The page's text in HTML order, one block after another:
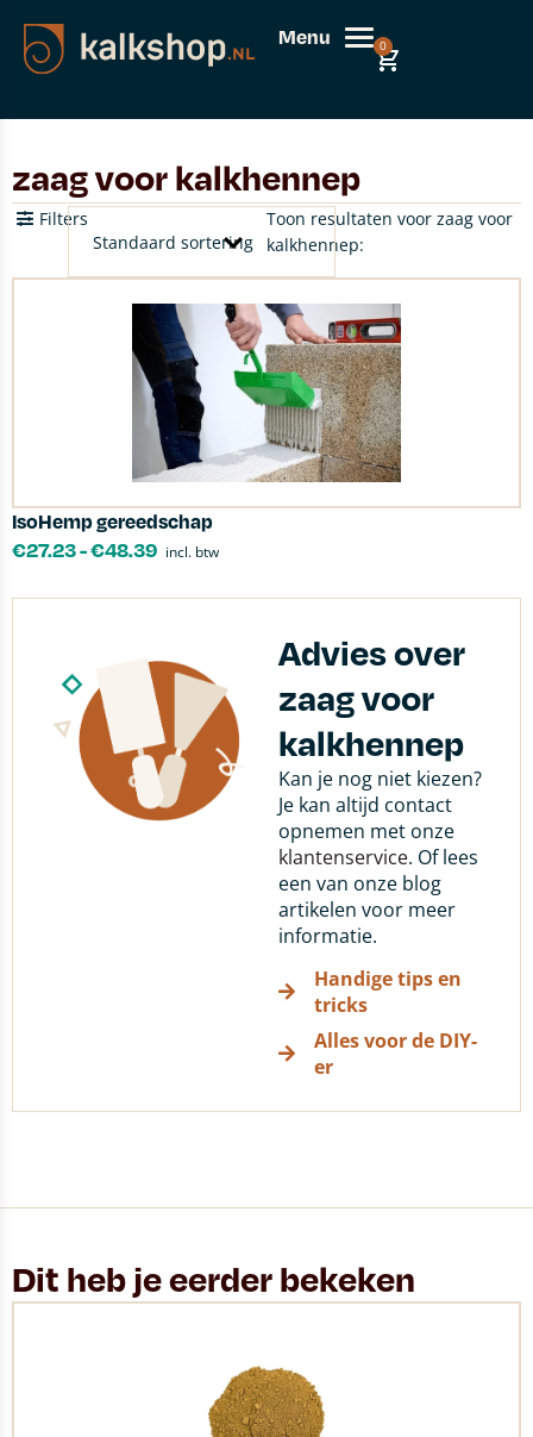
Menu 0
zaag voor kalkhennep
Toon resultaten voor zaag voor
kalkhennep:
Filters
IsoHemp gereedschap
€27.23-€48.39 incl. btw
Advies over
zaag voor
kalkhennep
Kan je nog niet kiezen?
Je kan altijd contact
opnemen met onze
klantenservice. Of lees
een van onze blog
artikelen voor meer
informatie.
Handige tips en
tricks
Alles voor de DIY-
er
Dit heb je eerder bekeken